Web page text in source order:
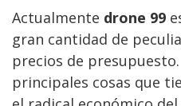
Actualmente drone 99
gran cantidad de
precios de
principales cosas que